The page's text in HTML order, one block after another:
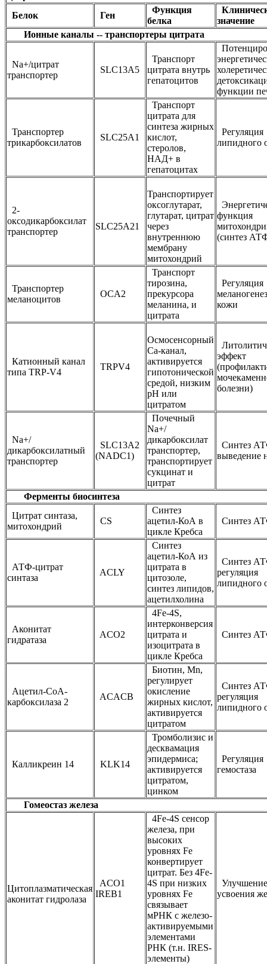
Белок
Ген
Функция
белка
значение
Ионные каналы -- транспортеры цитрата
Na+/цитрат
транспортер
SLC13A5
Транспорт
цитрата внутрь
гепатоцитов
функции
Транспортер
трикарбоксилатов
SLC25A1
Транспорт
цитрата для
синтеза жирных
кислот,
стеролов,
НАД+ в
гепатоцитах
Регуляция
липидного
2-
оксодикарбоксилат
транспортер
SLC25A21
Транспортирует
оксоглутарат,
глутарат, цитрат
через
внутреннюю
мембрану
митохондрий
функция
(синтез
Транспортер
меланоцитов
OCA2
Транспорт
тирозина,
прекурсора
меланина, и
цитрата
Регуляция
кожи
Катионный канал
типа TRP-V4
TRPV4
Осмосенсорный
Са-канал,
активируется
гипотонической
средой, низким
рН или
цитратом
эффект
болезни)
Na+/
дикарбоксилатный
транспортер
SLC13A2
(NADC1)
Почечный
Na+/
дикарбоксилат
транспортер,
транспортирует
сукцинат и
цитрат
Синтез
выведение
Ферменты биосинтеза
Цитрат синтаза,
митохондрий
CS
Синтез
ацетил-КоА в
цикле Кребса
Синтез
АТФ-цитрат
синтаза
ACLY
Синтез
ацетил-КоА из
цитрата в
цитозоле,
синтез липидов,
ацетилхолина
Синтез
регуляция
липидного
Аконитат
гидратаза
ACO2
4Fe-4S,
интерконверсия
цитрата и
изоцитрата в
цикле Кребса
Синтез
Ацетил-СоА-
карбоксилаза 2
ACACB
Биотин, Mn,
регулирует
окисление
жирных кислот,
активируется
цитратом
Синтез
регуляция
липидного
Калликреин 14 KLK14
Тромболизис и
десквамация
эпидермиса;
активируется
цитратом,
цинком
Регуляция
гемостаза
Гомеостаз железа
Цитоплазматическая
аконитат гидролаза
ACO1
IREB1
4Fe-4S сенсор
железа, при
высоких
уровнях Fe
конвертирует
цитрат. Без 4Fe-
4S при низких
уровнях Fe
связывает
мРНК с железо-
активируемыми
элементами
РНК (т.н. IRES-
элементы)
Улучшение
усвоения